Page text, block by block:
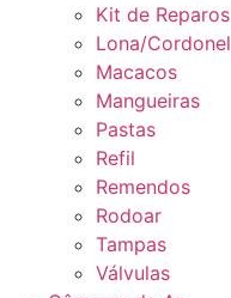
Kit de Reparos
Lona/Cordonel
Macacos
Mangueiras
Pastas
Refil
Remendos
Rodoar
Tampas
Válvulas